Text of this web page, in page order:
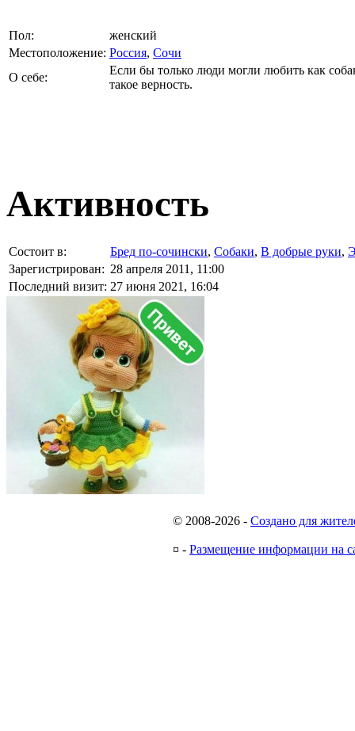
Пол:
женский
Местоположение: Россия, Сочи
О себе:
Если бы только люди могли любить как
такое верность.
Активность
Состоит в: Бред по-cочински, Собаки, В добрые руки,
Зарегистрирован: 28 апреля 2011, 11:00
Последний визит: 27 июня 2021, 16:04
© 2008-2026 - Создано для
¤ - Размещение информации на